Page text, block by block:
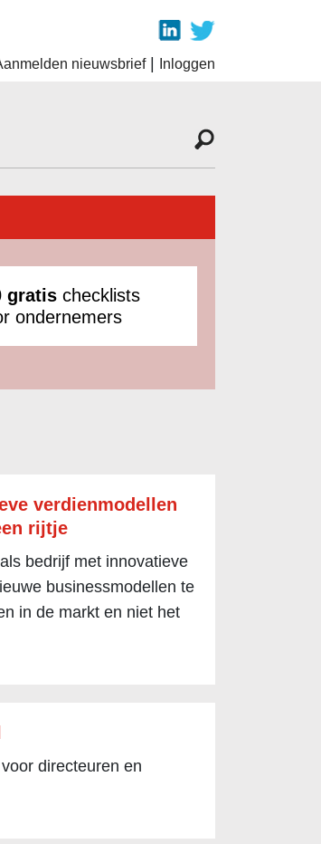
nieuwsbrief| Inloggen
gratis checklists
ondernemers
verdienmodellen
rijtje
bedrijf met innovatieve
businessmodellen te
in de markt en niet het
directeuren en